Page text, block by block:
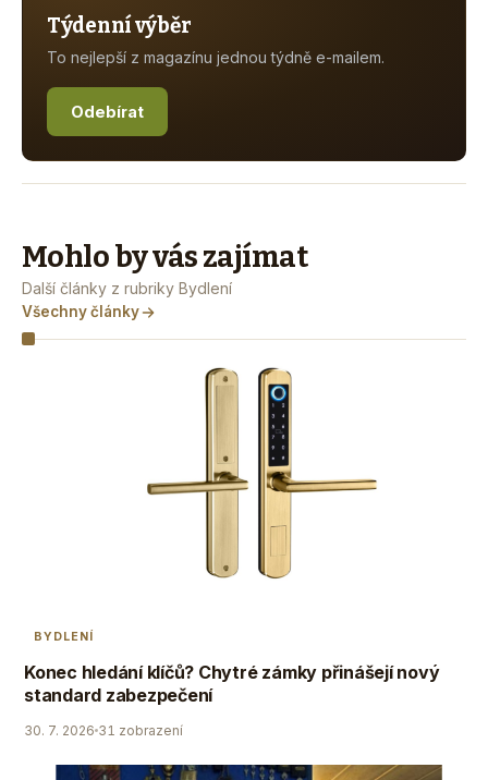
Týdenní výběr
To nejlepší z magazínu jednou týdně e-mailem.
Odebírat
Mohlo by vás zajímat
Další články z rubriky Bydlení
Všechny články
BYDLENÍ
Konec hledání klíčů? Chytré zámky přinášejí nový
standard zabezpečení
30. 7. 2026 31 zobrazení